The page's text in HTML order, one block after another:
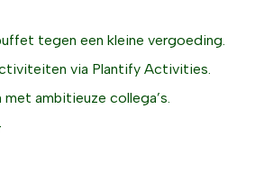
tegen een kleine vergoeding.
via Plantify Activities.
ambitieuze collega’s.